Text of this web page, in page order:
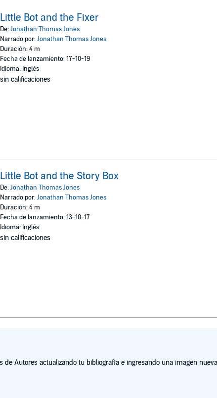
Little Bot and the Fixer
De:Jonathan Thomas Jones
Narrado por:Jonathan Thomas Jones
Duración: 4 m
Fecha de lanzamiento: 17-10-19
Idioma: Inglés
sin calificaciones
Little Bot and the Story Box
De:Jonathan Thomas Jones
Narrado por:Jonathan Thomas Jones
Duración: 4 m
Fecha de lanzamiento: 13-10-17
Idioma: Inglés
sin calificaciones
de Autores actualizando tu bibliografía e ingresando una imagen